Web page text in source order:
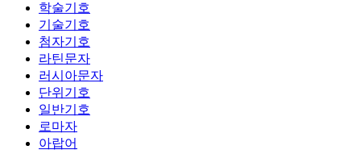
학술기호
기술기호
첨자기호
라틴문자
러시아문자
단위기호
일반기호
로마자
아랍어